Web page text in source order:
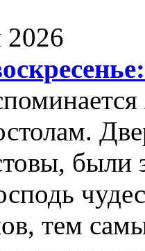
2026
были
тем